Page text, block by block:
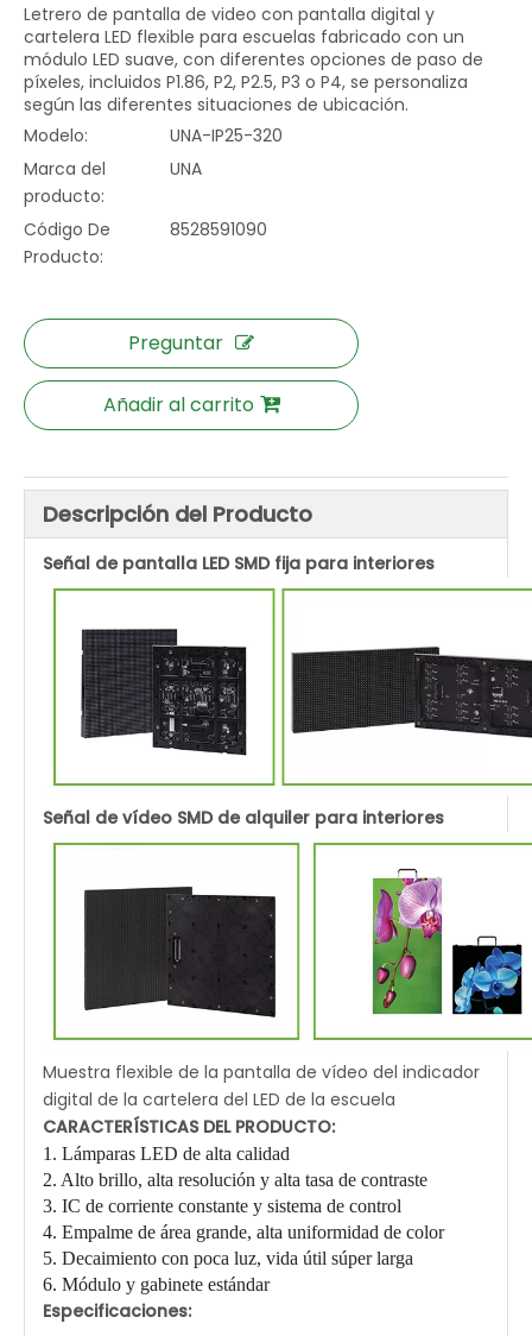
Letrero de pantalla de video con pantalla digital y
cartelera LED flexible para escuelas fabricado con un
módulo LED suave, con diferentes opciones de paso de
píxeles, incluidos P1.86, P2, P2.5, P3 o P4, se personaliza
según las diferentes situaciones de ubicación.
Modelo:
UNA-IP25-320
Marca del
producto:
UNA
Código De
Producto:
8528591090
Preguntar
Añadir al carrito
Descripción del Producto
Señal de pantalla LED SMD fija para interiores
Señal de vídeo SMD de alquiler para interiores
Muestra flexible de la pantalla de vídeo del indicador
digital de la cartelera del LED de la escuela
CARACTERÍSTICAS DEL PRODUCTO:
1. Lámparas LED de alta calidad
2. Alto brillo, alta resolución y alta tasa de contraste
3. IC de corriente constante y sistema de control
4. Empalme de área grande, alta uniformidad de color
5. Decaimiento con poca luz, vida útil súper larga
6. Módulo y gabinete estándar
Especificaciones: